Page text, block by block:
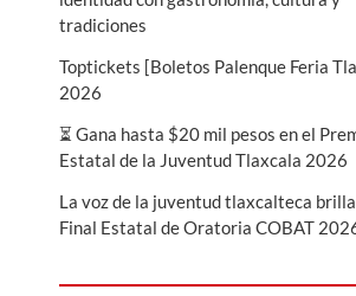
tradiciones
Toptickets [Boletos Palenque Feria
2026
⏳ Gana hasta $20 mil pesos en el
Estatal de la Juventud Tlaxcala 2026
La voz de la juventud tlaxcalteca
Final Estatal de Oratoria COBAT